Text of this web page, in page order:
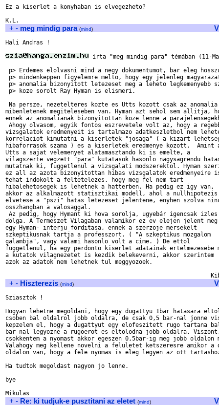
Ez a kiserlet a konyhaban is elvegezheto?
+ - meg mindig para (mind)
Hali Andras !
írta "meg mindig para" témában (11-
p> Erdemes elolvasni mind a negy dokumentumot, bar eleg
p> mindenkeppen figyelemre melto, hogy egy jelenleg
p> anomalia bizonyitott letezeset meg a leheto legkemenyebb
p> koze sorolt Ray Hyman is elismeri.
Na persze, nezetelteres kozte es Utts kozott csak az anomalia
mibenletenek megiteleseben van. Hyman azt sehol sem allitja,
ennek az anomalianak bizonyitottan koze lenne a
Ahogy olvasom, egyik fontos eszrevetele volt az, hogy a
vizsgalatok eredmenyeit is tartalmazo adatkeszletbol nem
korrelaciot kimutatni a kiserletek "josaga" ( a kizart
hibaforrasok szama ) es a kiserletek eredmenye kozott.  Amint
Utts a sajat velemenyet alatamasztando ki is emelte, a
vilagszerte vegzett "para" kutatasok hasonlo nagysagrendu
mutatnak ki, fuggetlenul a vizsgalati modszerektol. Hyman
ez all az azota bizonyitottan hibas vizsgalatok eredmenyeire
tehat indokolt a feltetelezes, hogy meg fel nem tart
hibalehetosegek is lehetnek a hatterben. Ha pedig ez igy van,
akkor az alkalmazott statisztikai modell, ahol a nullhipotezis
elvetese a "pszi" hatas letezeset jelentene, enyhen szolva
osszhangban a valosaggal.
Az pedig, hogy Hymant ki hova sorolja, ugyebár igencsak izles
dolga. A Termeszet Vilagaban valamikor ez ev elejen jelent meg
egy Hyman- interju forditasa, ennek a szerzoje mersekelt
szkeptikusnak tartja a professzort. ( "A szkeptikus mozgalom
galambja", vagy valami hasonlo volt a cime. ) De ettol
fuggetlenul, ha egy perdonto kiserlet adatainak ertelmezesebe
a kutatok vilagnezetet is kezdik belekeverni, akkor szerintem
azok az adatok nem lehetnek tul meggyozoek.
+ - Hiszterezis (mind)
Sziasztok !
Hogyan lehetne megoldani, hogy egy dugattyu 1bar hatasara
csoben bal oldalrol jobb oldalra, de csak 0,5 bar-nal jonne
kepzelem el, hogy a dugattyut egy elofeszitett rugo tartana
bar nal legyozne a rugoerot es eltolodna jobb oldalra.
csokkentem a nyomast akkor egeszen 0,5bar-ig meg jobb oldalon
Valahogy meg kellene novelni a feluletet ketszeresre amikor a
oldalon van, hogy a fele nyomas is eleg legyen az ott
Ha tudtok megoldast nagyon jo lenne.
bye
+ - Re: ki tudjuk-e pusztitani az eletet (mind)